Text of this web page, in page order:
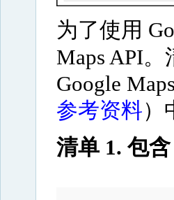
为了使用
Maps API
Google
参考资料）
清单 1. 包